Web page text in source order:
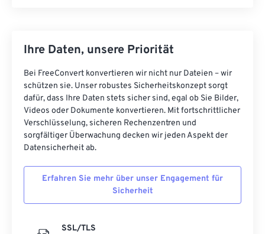
Ihre Daten, unsere Priorität
Bei FreeConvert konvertieren wir nicht nur Dateien – wir
schützen sie. Unser robustes Sicherheitskonzept sorgt
dafür, dass Ihre Daten stets sicher sind, egal ob Sie Bilder,
Videos oder Dokumente konvertieren. Mit fortschrittlicher
Verschlüsselung, sicheren Rechenzentren und
sorgfältiger Überwachung decken wir jeden Aspekt der
Datensicherheit ab.
Erfahren Sie mehr über unser Engagement für
Sicherheit
SSL/TLS